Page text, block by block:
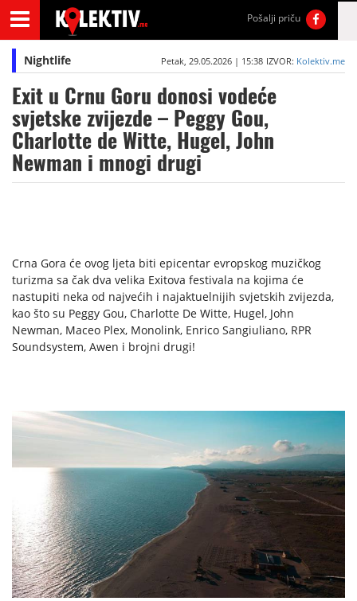
Pošalji priču
Nightlife Petak, 29.05.2026 | 15:38 IZVOR: Kolektiv.me
Exit u Crnu Goru donosi vodeće
svjetske zvijezde – Peggy Gou,
Charlotte de Witte, Hugel, John
Newman i mnogi drugi
Crna Gora će ovog ljeta biti epicentar evropskog muzičkog
turizma sa čak dva velika Exitova festivala na kojima će
nastupiti neka od najvećih i najaktuelnijih svjetskih zvijezda,
kao što su Peggy Gou, Charlotte De Witte, Hugel, John
Newman, Maceo Plex, Monolink, Enrico Sangiuliano, RPR
Soundsystem, Awen i brojni drugi!